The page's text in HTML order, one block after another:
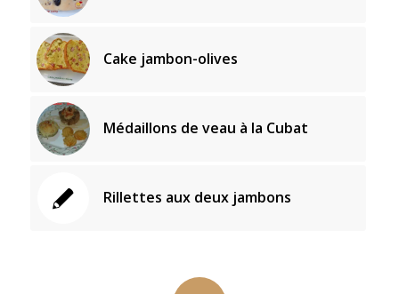
Cake jambon-olives
Médaillons de veau à la Cubat
Rillettes aux deux jambons